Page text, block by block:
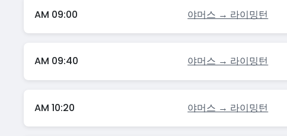
AM 09:00 야머스 → 라이밍턴
AM 09:40 야머스 → 라이밍턴
AM 10:20 야머스 → 라이밍턴